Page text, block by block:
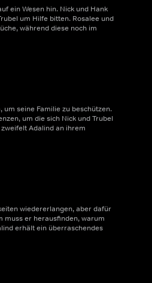
ein Wesen hin. Nick und Hank
um Hilfe bitten. Rosalee und
während diese noch im
um seine Familie zu beschützen.
um die sich Nick und Trubel
Adalind an ihrem
wiedererlangen, aber dafür
muss er herausfinden, warum
erhält ein überraschendes